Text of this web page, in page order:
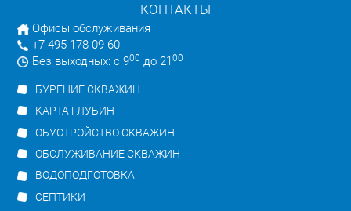
КОНТАКТЫ
Офисы обслуживания
+7 495 178-09-60
Без выходных: с 900 до 21 00
БУРЕНИЕ СКВАЖИН
КАРТА ГЛУБИН
ОБУСТРОЙСТВО СКВАЖИН
ОБСЛУЖИВАНИЕ СКВАЖИН
ВОДОПОДГОТОВКА
СЕПТИКИ